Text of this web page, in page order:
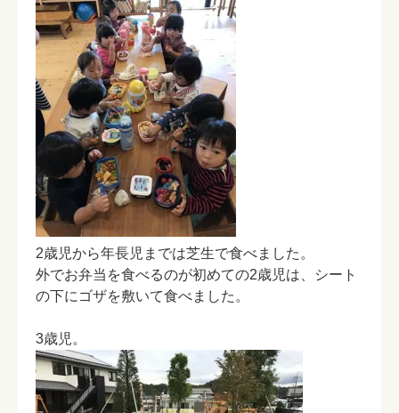
2歳児から年長児までは芝生で食べました。
外でお弁当を食べるのが初めての2歳児は、シート
の下にゴザを敷いて食べました。
3歳児。